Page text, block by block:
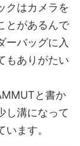
クはカメラを
とがあるんで
ーバッグに入
もありがたい
と書か
し溝になって
ます。